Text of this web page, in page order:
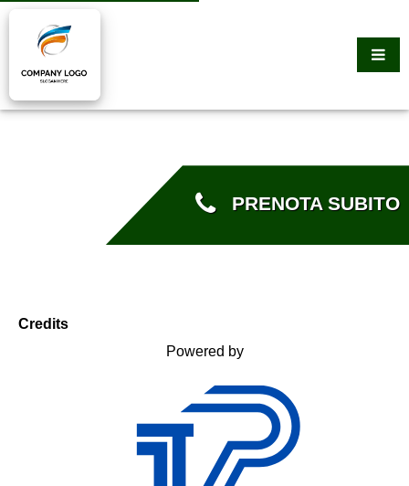
PRENOTA SUBITO
Credits
Powered by